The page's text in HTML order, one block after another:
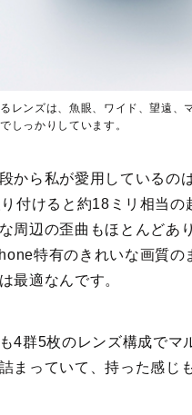
レンズは、魚眼、ワイド、望遠、
しっかりしています。
から私が愛用しているの
付けると約18ミリ相当の
周辺の歪曲もほとんどあ
特有のきれいな画質
最適なんです。
4群5枚のレンズ構成でマ
まっていて、持った感じ